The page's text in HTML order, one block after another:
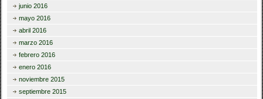
junio 2016
mayo 2016
abril 2016
marzo 2016
febrero 2016
enero 2016
noviembre 2015
septiembre 2015